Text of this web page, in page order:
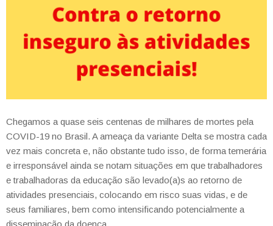
Chegamos a quase seis centenas de milhares de mortes pela
COVID-19 no Brasil. A ameaça da variante Delta se mostra cada
vez mais concreta e, não obstante tudo isso, de forma temerária
e irresponsável ainda se notam situações em que trabalhadores
e trabalhadoras da educação são levado(a)s ao retorno de
atividades presenciais, colocando em risco suas vidas, e de
seus familiares, bem como intensificando potencialmente a